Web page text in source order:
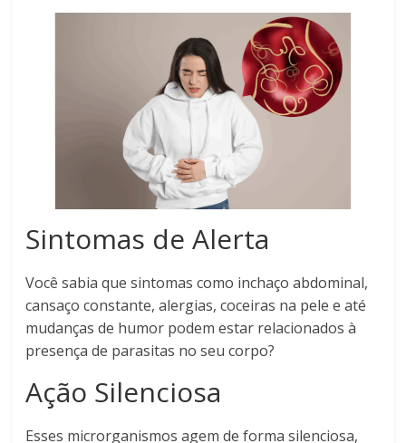
Sintomas de Alerta
Você sabia que sintomas como inchaço abdominal,
cansaço constante, alergias, coceiras na pele e até
mudanças de humor podem estar relacionados à
presença de parasitas no seu corpo?
Ação Silenciosa
Esses microrganismos agem de forma silenciosa,